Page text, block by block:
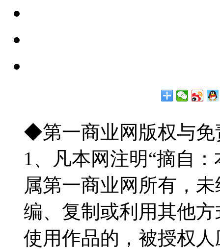
◆第一商业网版权与免
1、凡本网注明“摘自
属第一商业网所有，
编、复制或利用其他
使用作品的，被授权